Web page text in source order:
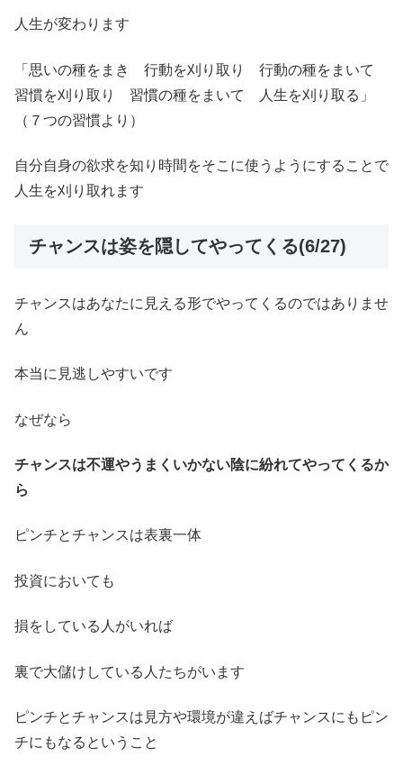
人生が変わります
「思いの種をまき 行動を刈り取り 行動の種をまいて
習慣を刈り取り 習慣の種をまいて 人生を刈り取る」
（７つの習慣より）
自分自身の欲求を知り時間をそこに使うようにすることで
人生を刈り取れます
チャンスは姿を隠してやってくる(6/27)
チャンスはあなたに見える形でやってくるのではありませ
ん
本当に見逃しやすいです
なぜなら
チャンスは不運やうまくいかない陰に紛れてやってくるか
ら
ピンチとチャンスは表裏一体
投資においても
損をしている人がいれば
裏で大儲けしている人たちがいます
ピンチとチャンスは見方や環境が違えばチャンスにもピン
チにもなるということ